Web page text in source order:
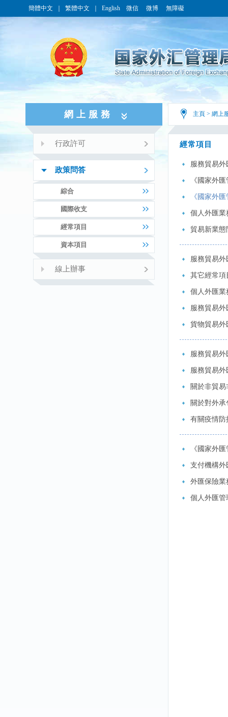
簡體中文 繁體中文 English 微信 微博 無障礙
網上服務
行政許可
政策問答
綜合
國際收支
經常項目
資本項目
線上辦事
主頁 > 網上
經常項目
服務貿易
《國家外
《國家外
個人外匯業
貿易新業態
服務貿易
其它經常項
個人外匯業
服務貿易
貨物貿易外
服務貿易
服務貿易
關於非貿
關於對外
有關疫情防
《國家外
支付機構外
外匯保險業
個人外匯管